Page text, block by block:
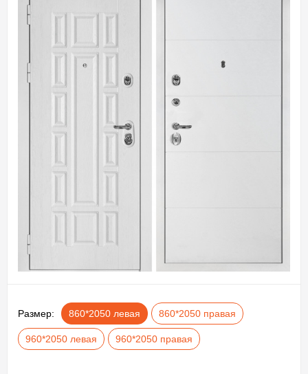
Размер: 860*2050 левая 860*2050 правая
960*2050 левая 960*2050 правая